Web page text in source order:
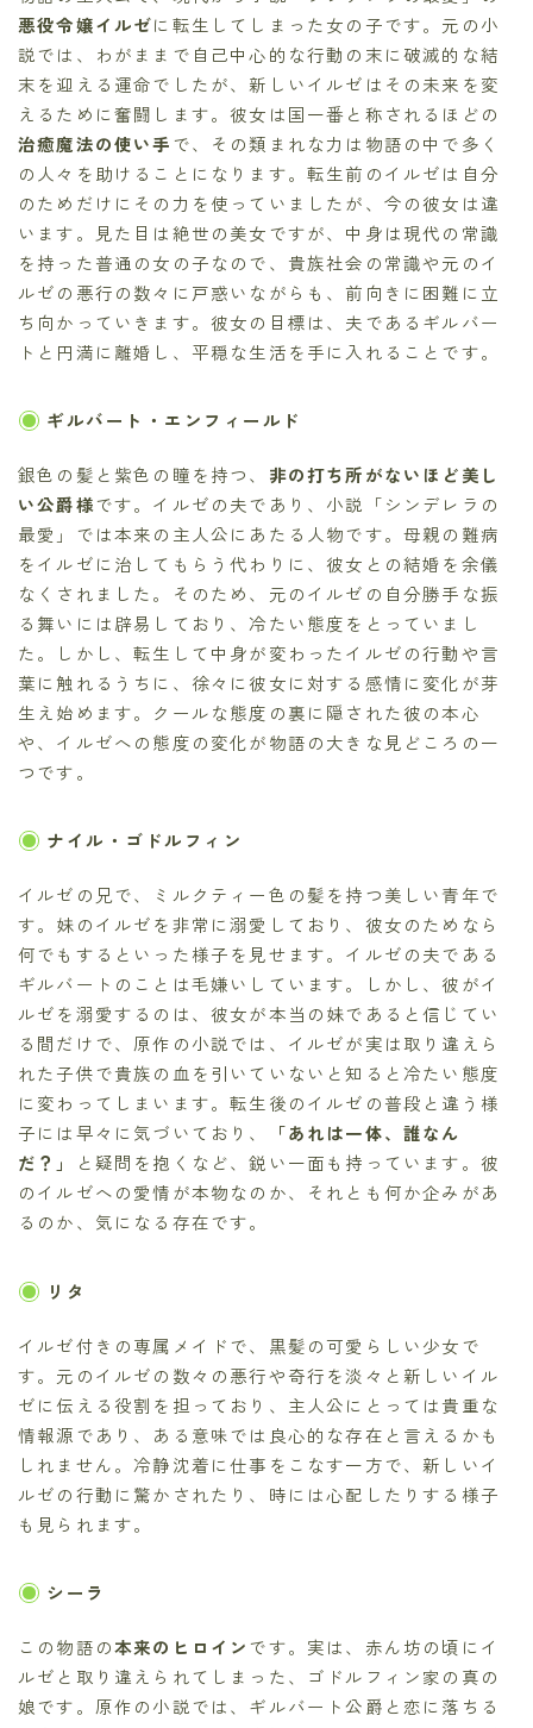
悪役令嬢イルゼに転生してしまった女の子です。元の小
説では、わがままで自己中心的な行動の末に破滅的な結
末を迎える運命でしたが、新しいイルゼはその未来を変
えるために奮闘します。彼女は国一番と称されるほどの
治癒魔法の使い手で、その類まれな力は物語の中で多く
の人々を助けることになります。転生前のイルゼは自分
のためだけにその力を使っていましたが、今の彼女は違
います。見た目は絶世の美女ですが、中身は現代の常識
を持った普通の女の子なので、貴族社会の常識や元のイ
ルゼの悪行の数々に戸惑いながらも、前向きに困難に立
ち向かっていきます。彼女の目標は、夫であるギルバー
トと円満に離婚し、平穏な生活を手に入れることです。
ギルバート・エンフィールド
銀色の髪と紫色の瞳を持つ、 非の打ち所がないほど美し
い公爵様です。イルゼの夫であり、小説「シンデレラの
最愛」では本来の主人公にあたる人物です。母親の難病
をイルゼに治してもらう代わりに、彼女との結婚を余儀
なくされました。そのため、元のイルゼの自分勝手な振
る舞いには辟易しており、冷たい態度をとっていまし
た。しかし、転生して中身が変わったイルゼの行動や言
葉に触れるうちに、徐々に彼女に対する感情に変化が芽
生え始めます。クールな態度の裏に隠された彼の本心
や、イルゼへの態度の変化が物語の大きな見どころの一
つです。
ナイル・ゴドルフィン
イルゼの兄で、ミルクティー色の髪を持つ美しい青年で
す。妹のイルゼを非常に溺愛しており、彼女のためなら
何でもするといった様子を見せます。イルゼの夫である
ギルバートのことは毛嫌いしています。しかし、彼がイ
ルゼを溺愛するのは、彼女が本当の妹であると信じてい
る間だけで、原作の小説では、イルゼが実は取り違えら
れた子供で貴族の血を引いていないと知ると冷たい態度
に変わってしまいます。転生後のイルゼの普段と違う様
子には早々に気づいており、
「あれは一体、誰なん
だ？」
と疑問を抱くなど、鋭い一面も持っています。彼
のイルゼへの愛情が本物なのか、それとも何か企みがあ
るのか、気になる存在です。
リタ
イルゼ付きの専属メイドで、黒髪の可愛らしい少女で
す。元のイルゼの数々の悪行や奇行を淡々と新しいイル
ゼに伝える役割を担っており、主人公にとっては貴重な
情報源であり、ある意味では良心的な存在と言えるかも
しれません。冷静沈着に仕事をこなす一方で、新しいイ
ルゼの行動に驚かされたり、時には心配したりする様子
も見られます。
シーラ
この物語の本来のヒロインです。実は、赤ん坊の頃にイ
ルゼと取り違えられてしまった、ゴドルフィン家の真の
娘です。原作の小説では、ギルバート公爵と恋に落ちる